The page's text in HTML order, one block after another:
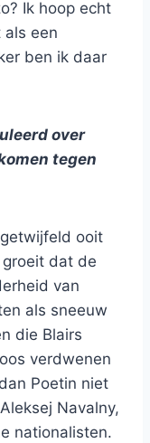
Ik hoop echt
als een
ben ik daar
over
tegen
ooit
dat de
van
als sneeuw
die Blairs
verdwenen
Poetin niet
Navalny,
nationalisten.